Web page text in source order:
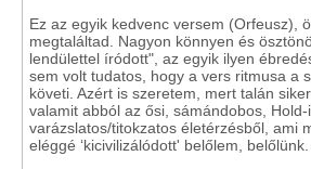
Ez az egyik kedvenc versem (Orfeusz),
megtaláltad. Nagyon könnyen és
lendülettel íródott", az egyik ilyen
sem volt tudatos, hogy a vers ritmusa a
követi. Azért is szeretem, mert talán
valamit abból az ősi, sámándobos, Hold-
varázslatos/titokzatos életérzésből, ami
eléggé ‘kicivilizálódott' belőlem, belőlünk.